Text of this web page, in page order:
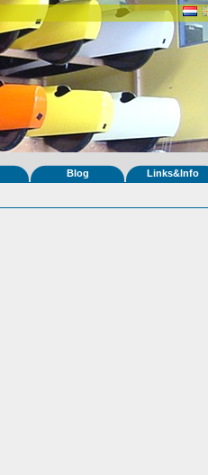
Blog Links&Info